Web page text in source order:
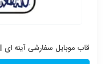
قاب موبایل سفارشی آینه ای | spider_man (کد 0573)